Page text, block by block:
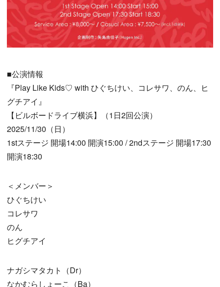
■公演情報
『Play Like Kids♡ with ひぐちけい、コレサワ、のん、ヒ
グチアイ』
【ビルボードライブ横浜】（1日2回公演）
2025/11/30（日）
1stステージ 開場14:00 開演15:00 / 2ndステージ 開場17:30
開演18:30
＜メンバー＞
ひぐちけい
コレサワ
のん
ヒグチアイ
ナガシマタカト（Dr）
なかむらしょーこ（Ba）